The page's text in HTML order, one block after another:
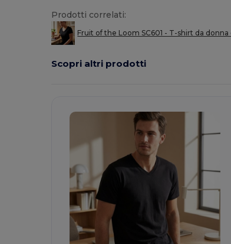
Prodotti correlati:
Fruit of the Loom SC601 - T-shirt da donna
Scopri altri prodotti